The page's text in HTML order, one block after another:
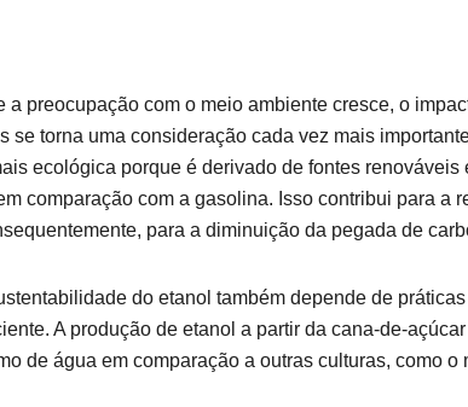
a preocupação com o meio ambiente cresce, o
se torna uma consideração cada vez mais
ecológica porque é derivado de fontes
comparação com a gasolina. Isso contribui para a
para a diminuição da pegada de
do etanol também depende de
A produção de etanol a partir da cana-de-
de água em comparação a outras culturas, como o